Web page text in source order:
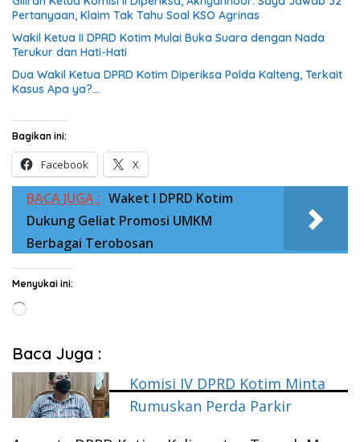
Pertanyaan, Klaim Tak Tahu Soal KSO Agrinas
Wakil Ketua II DPRD Kotim Mulai Buka Suara dengan Nada
Terukur dan Hati-Hati
Dua Wakil Ketua DPRD Kotim Diperiksa Polda Kalteng, Terkait
Kasus Apa ya?…
Bagikan ini:
Facebook X
BACA JUGA : Waket I DPRD Kotim
Dukung Geliat Promosi UMKM
Berbagai Terobosan
Menyukai ini:
Memuat...
Baca Juga :
Komisi IV DPRD Kotim Minta
Rumuskan Perda Parkir